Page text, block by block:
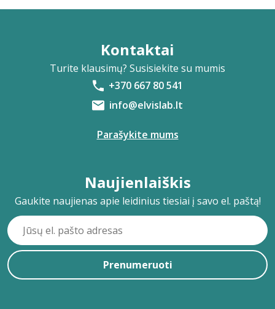
Kontaktai
Turite klausimų? Susisiekite su mumis
+370 667 80 541
info@elvislab.lt
Parašykite mums
Naujienlaiškis
Gaukite naujienas apie leidinius tiesiai į savo el. paštą!
Prenumeruoti